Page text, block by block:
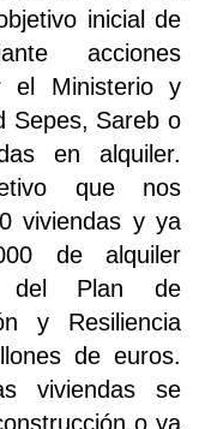
inicial de
acciones
el Ministerio y
Sepes, Sareb o
en alquiler.
que nos
viviendas y ya
de alquiler
del Plan de
y Resiliencia
de euros.
viviendas se
o ya